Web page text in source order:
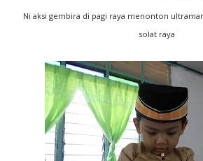
Ni aksi gembira di pagi raya menonton
solat raya